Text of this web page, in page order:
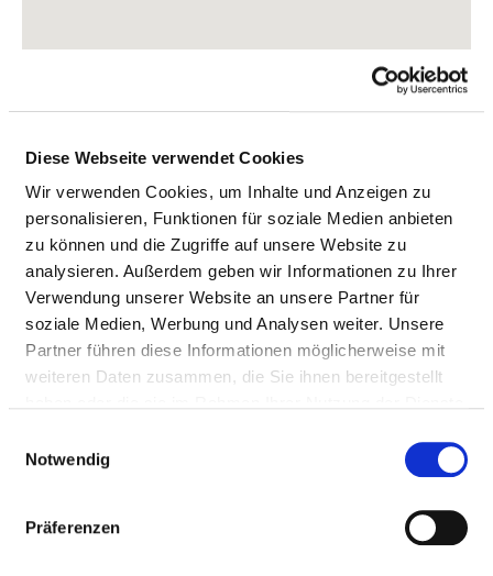
Diese Webseite verwendet Cookies
Wir verwenden Cookies, um Inhalte und Anzeigen zu
personalisieren, Funktionen für soziale Medien anbieten
zu können und die Zugriffe auf unsere Website zu
analysieren. Außerdem geben wir Informationen zu Ihrer
Verwendung unserer Website an unsere Partner für
soziale Medien, Werbung und Analysen weiter. Unsere
Partner führen diese Informationen möglicherweise mit
weiteren Daten zusammen, die Sie ihnen bereitgestellt
Notwendig
Präferenzen
Landgraf-Philipp-Platz 3
35114 Haina (Kloster)
Tel.:06456-91200
Mail:ed.sotiv@ofni
https://www.vitos.de/gesellschaften/vitos-haina/ei...
Weitere Standorte